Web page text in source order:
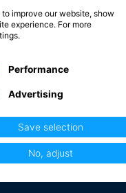
Hjertmans
in
improve our website, show
experience. For more
Performance
Advertising
Save selection
No, adjust